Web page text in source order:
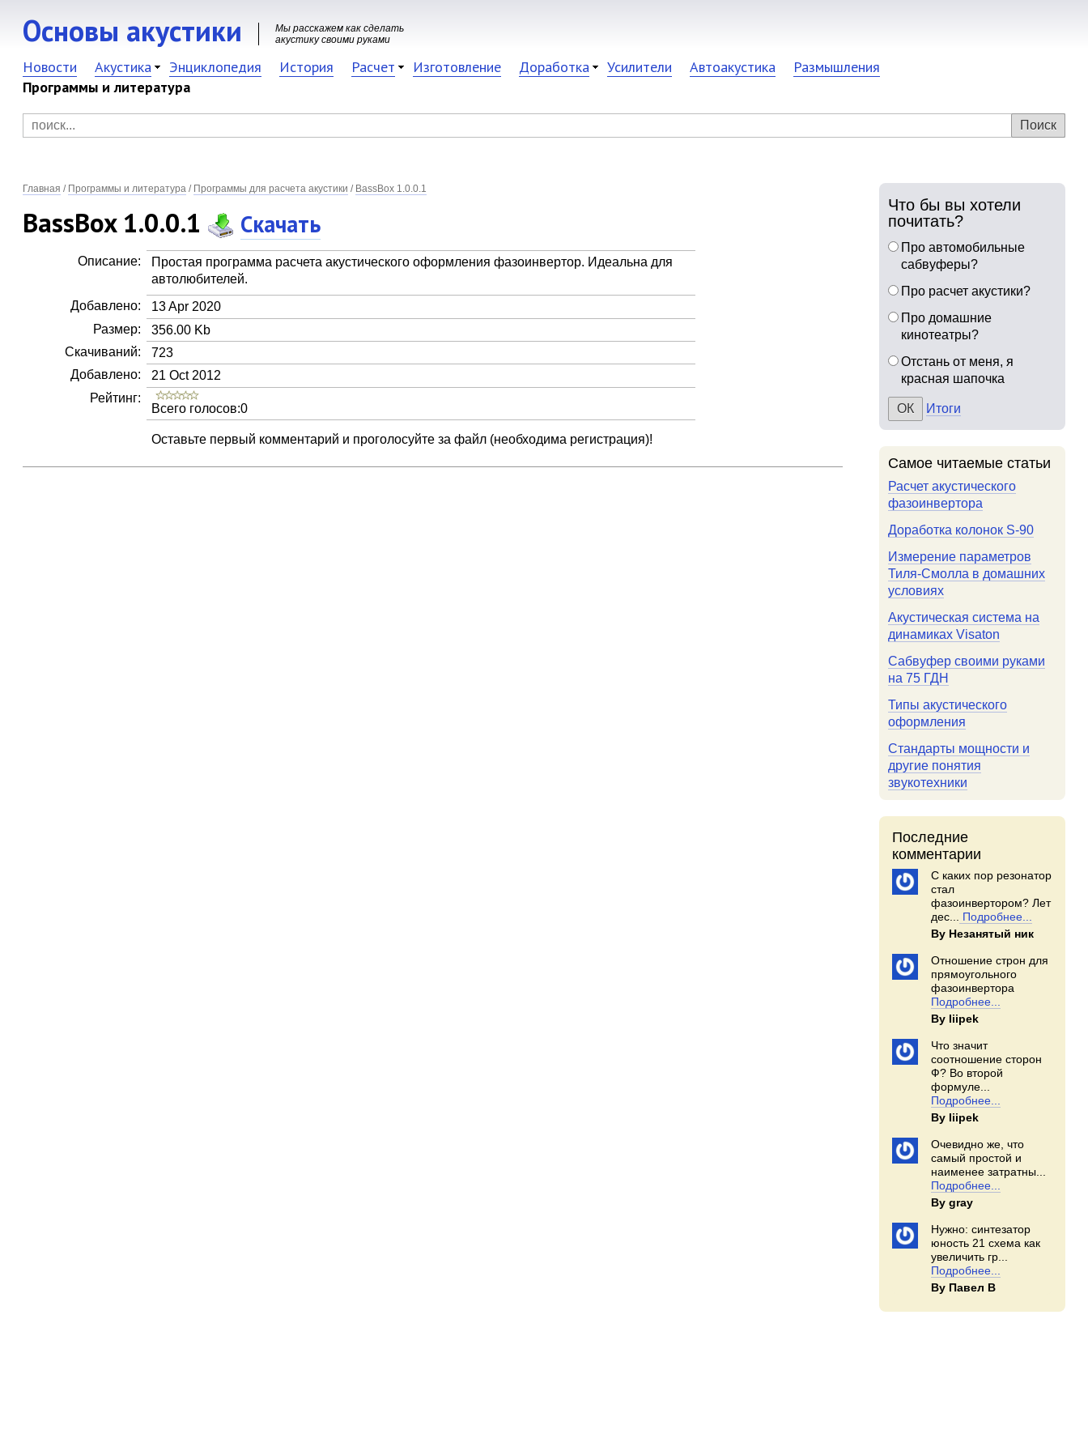
Основы акустики
Мы расскажем как сделать
акустику своими руками
Новости Акустика Энциклопедия История Расчет Изготовление Доработка Усилители Автоакустика
Размышления
Программы и литература
Главная / Программы и литература / Программы для расчета акустики / BassBox 1.0.0.1
BassBox 1.0.0.1 Скачать
Описание:
Простая программа расчета акустического оформления фазоинвертор. Идеальна для
автолюбителей.
Добавлено:
13 Apr 2020
Размер:
356.00 Kb
Скачиваний:
723
Добавлено:
21 Oct 2012
Рейтинг:
Всего голосов:0
Оставьте первый комментарий и проголосуйте за файл (необходима регистрация)!
Что бы вы хотели
почитать?
Про автомобильные
сабвуферы?
Про расчет акустики?
Про домашние
кинотеатры?
Отстань от меня, я
красная шапочка
Итоги
Самое читаемые статьи
Расчет акустического
фазоинвертора
Доработка колонок S-90
Измерение параметров
Тиля-Смолла в домашних
условиях
Акустическая система на
динамиках Visaton
Сабвуфер своими руками
на 75 ГДН
Типы акустического
оформления
Стандарты мощности и
другие понятия
звукотехники
Последние
комментарии
С каких пор резонатор
стал
фазоинвертором? Лет
дес...
Подробнее...
By Незанятый ник
Отношение строн для
прямоугольного
фазоинвертора
Подробнее...
By Iiipek
Что значит
соотношение сторон
Ф? Во второй
формуле...
Подробнее...
By Iiipek
Очевидно же, что
самый простой и
наименее затратны...
Подробнее...
By gray
Нужно: синтезатор
юность 21 схема как
увеличить гр...
Подробнее...
By Павел В